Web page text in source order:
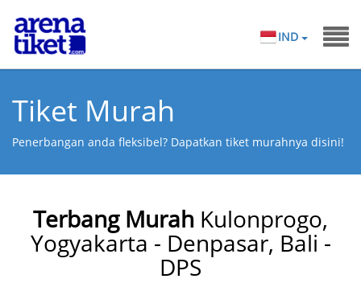
IND
Tiket Murah
Penerbangan anda fleksibel? Dapatkan tiket murahnya disini!
Terbang Murah Kulonprogo,
Yogyakarta - Denpasar, Bali -
DPS